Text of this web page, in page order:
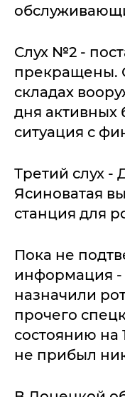
Слух №2 -
прекращены.
складах
дня активных
ситуация с
Третий слух -
Ясиноватая
станция для
Пока не
информация -
назначили
прочего
состоянию на
не прибыл